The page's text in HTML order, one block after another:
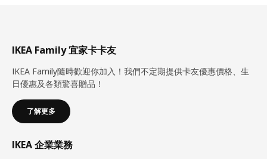
IKEA Family 宜家卡卡友
IKEA Family隨時歡迎你加入！我們不定期提供卡友優惠價格、生
日優惠及各類驚喜贈品！
了解更多
IKEA 企業業務